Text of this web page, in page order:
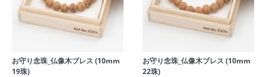
お守り念珠_仏像木ブレス (10mm
19珠)
お守り念珠_仏像木ブレス (10mm
22珠)